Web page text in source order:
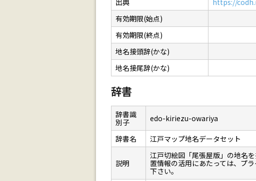
出典
https://
有効期限(始点)
有効期限(終点)
地名接頭辞(かな)
地名接尾辞(かな)
辞書
辞書識
別子
edo-kiriezu-owariya
辞書名 江戸マップ地名データセット
説明
江戸切絵図「尾張屋版」の地名
置情報の活用にあたっては、プ
下さい。